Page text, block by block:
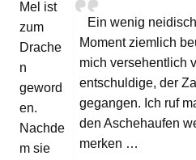
Ein wenig
Moment ziemlich
mich versehentlich
entschuldige, der
gegangen. Ich ruf
den Aschehaufen
merken …
Mel ist
zum
Drache
n
geword
en.
Nachde
m sie